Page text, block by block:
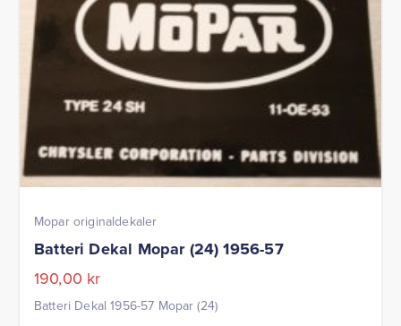
Mopar originaldekaler
Batteri Dekal Mopar (24) 1956-57
190,00 kr
Batteri Dekal 1956-57 Mopar (24)